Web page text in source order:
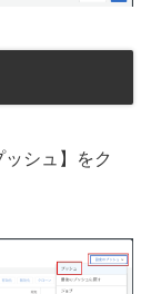
シュ】をク